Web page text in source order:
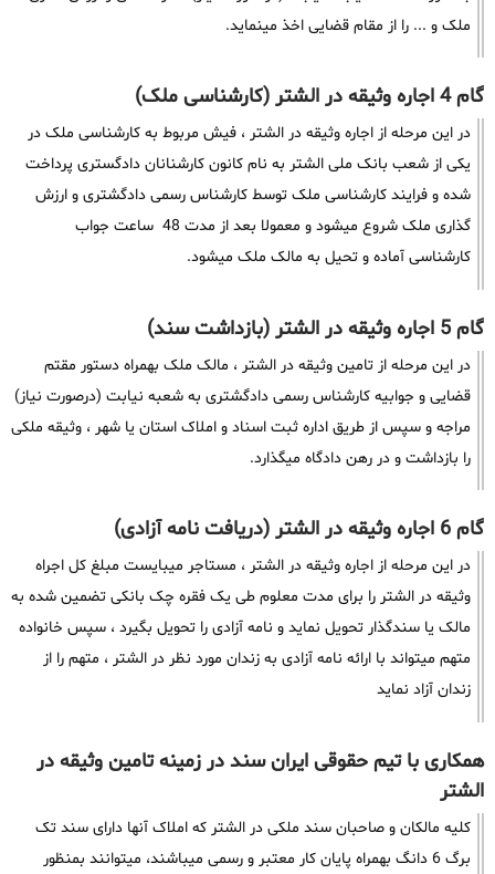
ملک و ... را از مقام قضایی اخذ مینماید.
گام 4 اجاره وثیقه در الشتر (کارشناسی ملک)
در این مرحله از اجاره وثیقه در الشتر ، فیش مربوط به کارشناسی ملک در
یکی از شعب بانک ملی الشتر به نام کانون کارشنانان دادگستری پرداخت
شده و فرایند کارشناسی ملک توسط کارشناس رسمی دادگشتری و ارزش
گذاری ملک شروع میشود و معمولا بعد از مدت 48 ساعت جواب
کارشناسی آماده و تحیل به مالک ملک میشود.
گام 5 اجاره وثیقه در الشتر (بازداشت سند)
در این مرحله از تامین وثیقه در الشتر ، مالک ملک بهمراه دستور مقتم
قضایی و جوابیه کارشناس رسمی دادگشتری به شعبه نیابت (درصورت نیاز)
مراجه و سپس از طریق اداره ثبت اسناد و املاک استان یا شهر ، وثیقه ملکی
را بازداشت و در رهن دادگاه میگذارد.
گام 6 اجاره وثیقه در الشتر (دریافت نامه آزادی)
در این مرحله از اجاره وثیقه در الشتر ، مستاجر میبایست مبلغ کل اجراه
وثیقه در الشتر را برای مدت معلوم طی یک فقره چک بانکی تضمین شده به
مالک یا سندگذار تحویل نماید و نامه آزادی را تحویل بگیرد ، سپس خانواده
متهم میتواند با ارائه نامه آزادی به زندان مورد نظر در الشتر ، متهم را از
زندان آزاد نماید
همکاری با تیم حقوقی ایران سند در زمینه تامین وثیقه در
الشتر
کلیه مالکان و صاحبان سند ملکی در الشتر که املاک آنها دارای سند تک
برگ 6 دانگ بهمراه پایان کار معتبر و رسمی میباشند، میتوانند بمنظور